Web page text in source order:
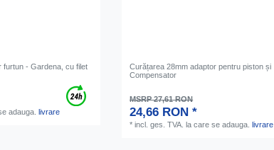
furtun - Gardena, cu filet
adauga.livrare
Curățarea 28mm adaptor pentru piston și
Compensator
MSRP 27,61 RON
24,66 RON *
*incl. ges. TVA. la care se adauga.livrare